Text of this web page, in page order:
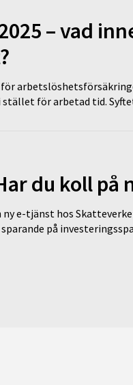
– vad
för
stället för arbetad tid.
du koll på
e-tjänst hos
på